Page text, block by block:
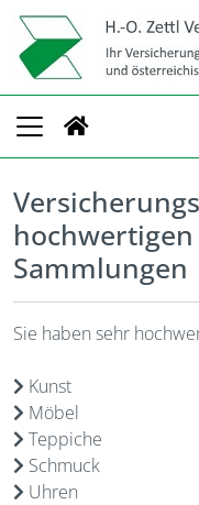
Sammlungen
Sie haben sehr
Kunst
Möbel
Teppiche
Schmuck
Uhren